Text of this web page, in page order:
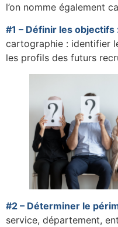
l’on nomme également
#1 – Définir les objectifs
cartographie : identifier
les profils des futurs
#2 – Déterminer le
service, département,